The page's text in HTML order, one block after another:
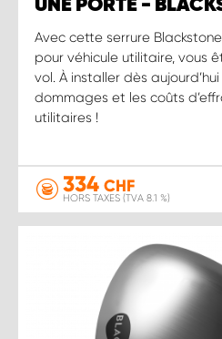
UNE PORTE -
Avec cette serrure
pour véhicule utilitaire, vous
vol. À installer dès
dommages et les coûts
utilitaires !
334 CHF
HORS TAXES (TVA 8.1 %)